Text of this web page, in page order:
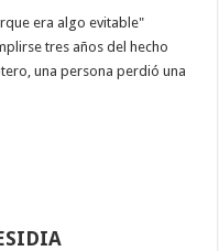
era algo evitable"
tres años del hecho
una persona perdió una